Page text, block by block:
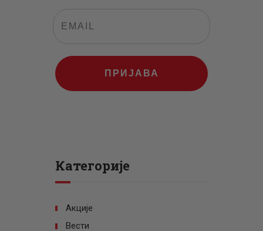
ПРИЈАВА
Категорије
Акције
Вести